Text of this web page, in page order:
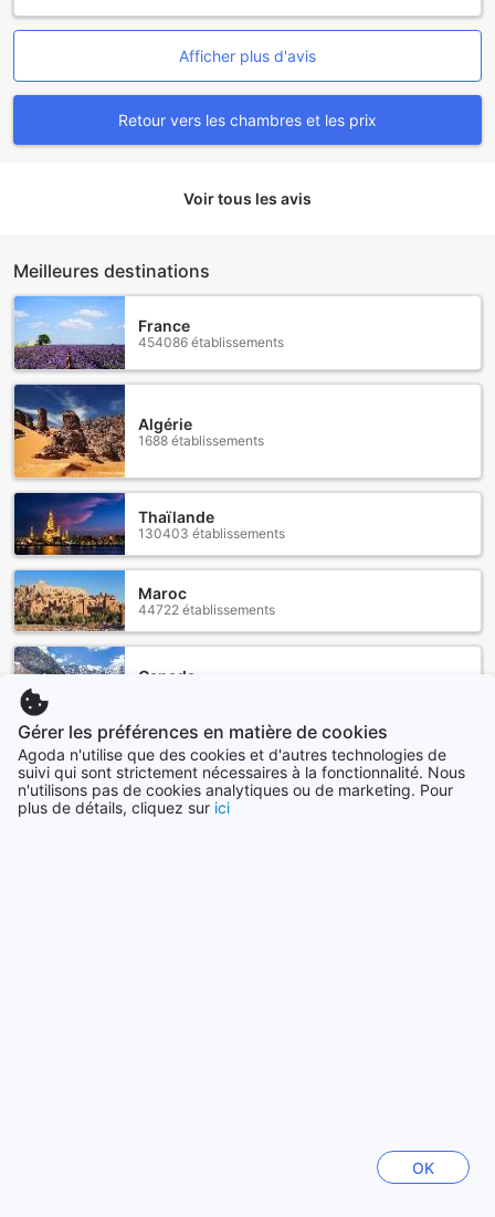
Afficher plus d'avis
Retour vers les chambres et les prix
Voir tous les avis
Meilleures destinations
France
454086 établissements
Algérie
1688 établissements
Thaïlande
130403 établissements
Maroc
44722 établissements
Canada
Voir plus
Tout voir
Gérer les préférences en matière de cookies
Agoda n'utilise que des cookies et d'autres technologies de
suivi qui sont strictement nécessaires à la fonctionnalité. Nous
n'utilisons pas de cookies analytiques ou de marketing. Pour
plus de détails, cliquez sur ici
OK